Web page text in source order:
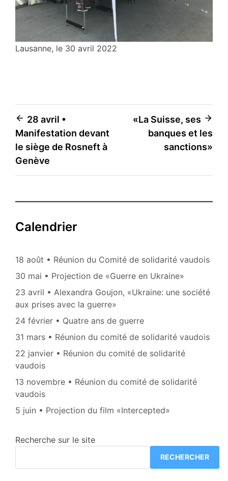
Lausanne, le 30 avril 2022
Navigation
de
l’article
28 avril •
Manifestation devant
le siège de Rosneft à
Genève
«La Suisse, ses
banques et les
sanctions»
Calendrier
18 août • Réunion du Comité de solidarité vaudois
30 mai • Projection de «Guerre en Ukraine»
23 avril • Alexandra Goujon, «Ukraine: une société
aux prises avec la guerre»
24 février • Quatre ans de guerre
31 mars • Réunion du comité de solidarité vaudois
22 janvier • Réunion du comité de solidarité
vaudois
13 novembre • Réunion du comité de solidarité
vaudois
5 juin • Projection du film «Intercepted»
Recherche sur le site
RECHERCHER